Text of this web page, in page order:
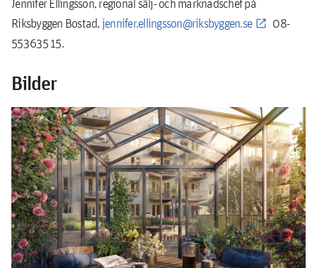
Riksbyggen Bostad, jennifer.ellingsson@riksbyggen.se
08-
553 635 15.
Bilder